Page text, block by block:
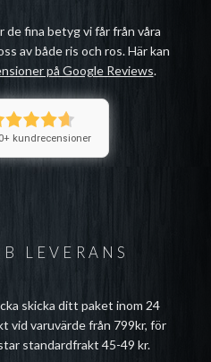
LEVERANS
skicka ditt paket inom 24
vid varuvärde från 799kr, för
standardfrakt 45-49 kr.
de fina betyg vi får från våra
av både ris och ros. Här kan
på Google Reviews.
kundrecensioner